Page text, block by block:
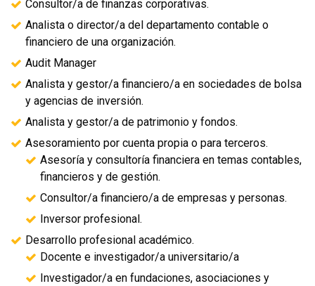
Consultor/a de finanzas corporativas.
Analista o director/a del departamento contable o
financiero de una organización.
Audit Manager
Analista y gestor/a financiero/a en sociedades de bolsa
y agencias de inversión.
Analista y gestor/a de patrimonio y fondos.
Asesoramiento por cuenta propia o para terceros.
Asesoría y consultoría financiera en temas contables,
financieros y de gestión.
Consultor/a financiero/a de empresas y personas.
Inversor profesional.
Desarrollo profesional académico.
Docente e investigador/a universitario/a
Investigador/a en fundaciones, asociaciones y